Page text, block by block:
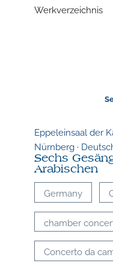
Werkverzeichnis
Eppeleinsaal der
Nürnberg ·
Sechs
Arabischen
Germany
chamber
Concerto da